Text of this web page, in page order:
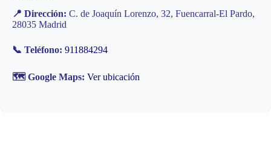
📍 Dirección: C. de Joaquín Lorenzo, 32, Fuencarral-El Pardo,
28035 Madrid
📞 Teléfono: 911884294
🗺️ Google Maps: Ver ubicación